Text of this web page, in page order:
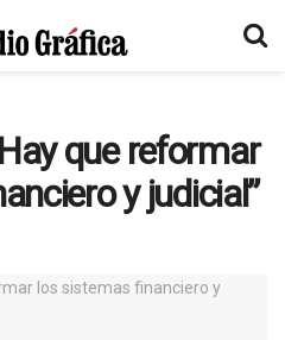
que reformar
y judicial”